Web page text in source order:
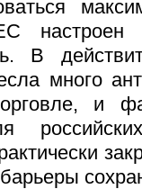
настроен
В
много
и